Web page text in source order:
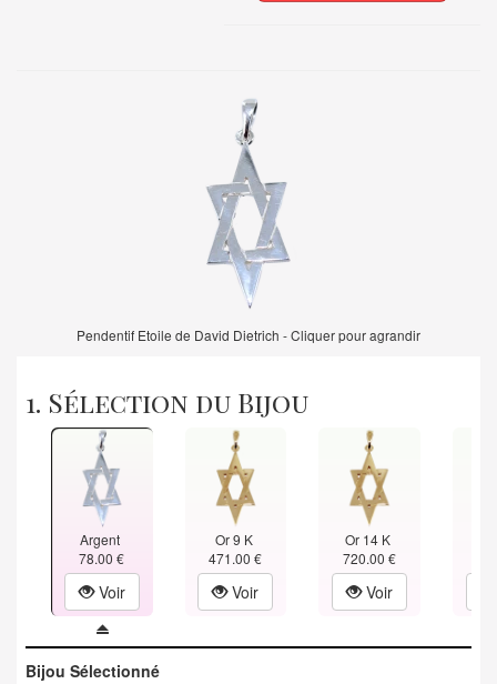
Pendentif Etoile de David Dietrich - Cliquer pour agrandir
1. Sélection du Bijou
Argent
78.00 €
Voir
Or 9 K
471.00 €
Voir
Or 14 K
720.00 €
Voir
Bijou Sélectionné